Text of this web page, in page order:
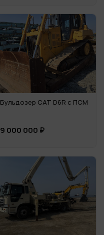
Бульдозер CАТ D6R c ПСМ
9 000 000 ₽